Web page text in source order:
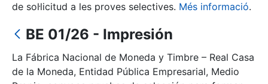
Mostra/Amaga
Mostra/Amaga
de sol·licitud a les proves selectives. Més informació.
BE 01/26 - Impresión
La Fábrica Nacional de Moneda y Timbre – Real Casa
de la Moneda, Entidad Pública Empresarial, Medio